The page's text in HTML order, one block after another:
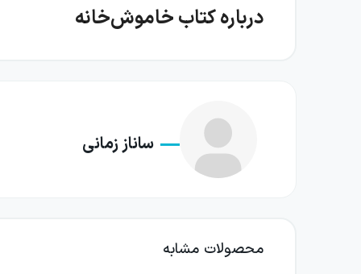
درباره کتاب خاموش‌خانه
رمان، ماجرای کندوکاو در لایه‌های پنهان
وجوهی ناشناخته از اطرافیانش مواجه
می‌کند و کنجکاوی را به تجربه‌ای پرخطر بدل
ساناز زمانی
محصولات مشابه